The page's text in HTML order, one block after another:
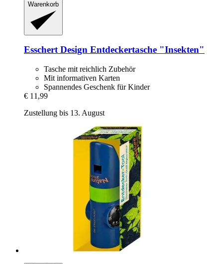
Warenkorb
Esschert Design Entdeckertasche "Insekten"
Tasche mit reichlich Zubehör
Mit informativen Karten
Spannendes Geschenk für Kinder
€ 11,99
Zustellung bis 13. August